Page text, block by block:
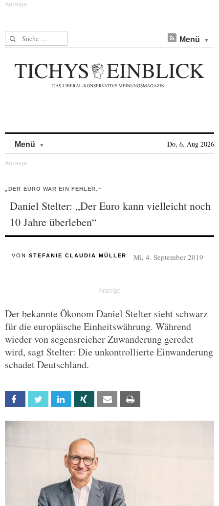
Suche nach: Menü
Menü Do, 6. Aug 2026
„DER EURO WAR EIN FEHLER.“
Daniel Stelter: „Der Euro kann vielleicht noch
10 Jahre überleben“
VON STEFANIE CLAUDIA MÜLLER Mi, 4. September 2019
Der bekannte Ökonom Daniel Stelter sieht schwarz
für die europäische Einheitswährung. Während
wieder von segensreicher Zuwanderung geredet
wird, sagt Stelter: Die unkontrollierte Einwanderung
schadet Deutschland.
Facebook Twitter Linkedin Xing Email